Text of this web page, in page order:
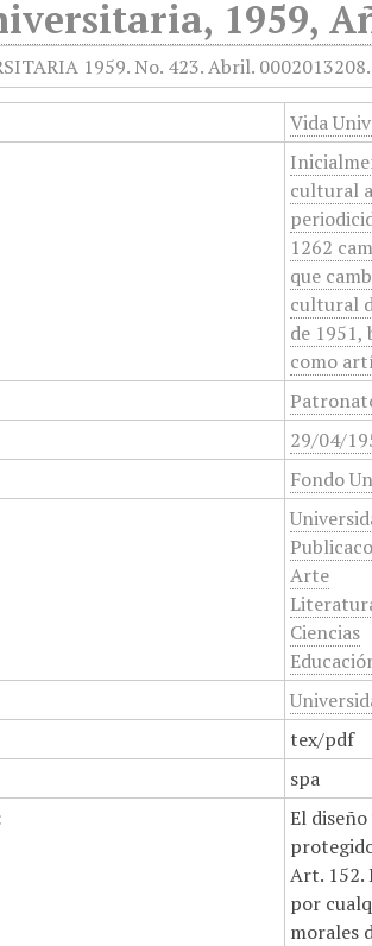
1959,
Vida
cultural
1262
que
cultural
de 1951,
como
29/04/
Fondo
Arte
Ciencias
tex/pdf
spa
El
Art. 152.
por
morales